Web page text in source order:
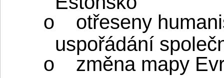
o
otřeseny
uspořádání
o změna mapy